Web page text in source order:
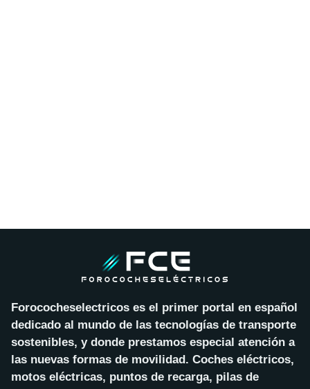
Forococheselectricos es el primer portal en español
dedicado al mundo de las tecnologías de transporte
sostenibles, y donde prestamos especial atención a
las nuevas formas de movilidad. Coches eléctricos,
motos eléctricas, puntos de recarga, pilas de